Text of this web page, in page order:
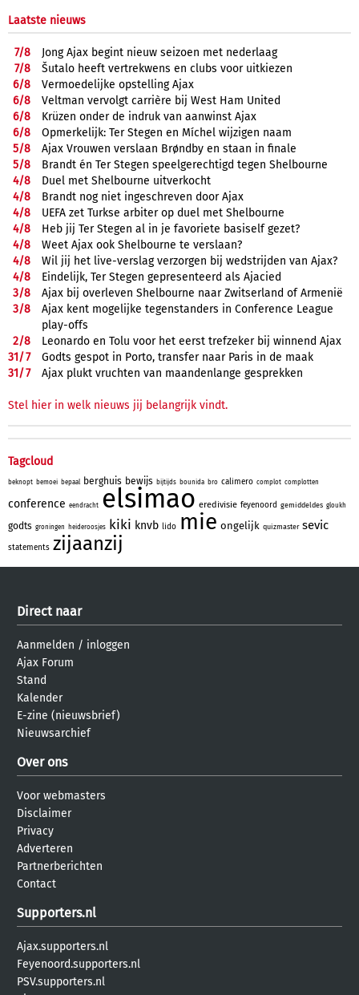
Laatste nieuws
7/8
Jong Ajax begint nieuw seizoen met nederlaag
7/8
Šutalo heeft vertrekwens en clubs voor uitkiezen
6/8
Vermoedelijke opstelling Ajax
6/8
Veltman vervolgt carrière bij West Ham United
6/8
Krüzen onder de indruk van aanwinst Ajax
6/8
Opmerkelijk: Ter Stegen en Míchel wijzigen naam
5/8
Ajax Vrouwen verslaan Brøndby en staan in finale
5/8
Brandt én Ter Stegen speelgerechtigd tegen Shelbourne
4/8
Duel met Shelbourne uitverkocht
4/8
Brandt nog niet ingeschreven door Ajax
4/8
UEFA zet Turkse arbiter op duel met Shelbourne
4/8
Heb jij Ter Stegen al in je favoriete basiself gezet?
4/8
Weet Ajax ook Shelbourne te verslaan?
4/8
Wil jij het live-verslag verzorgen bij wedstrijden van Ajax?
4/8
Eindelijk, Ter Stegen gepresenteerd als Ajacied
3/8
Ajax bij overleven Shelbourne naar Zwitserland of Armenië
3/8
Ajax kent mogelijke tegenstanders in Conference League
play-offs
2/8
Leonardo en Tolu voor het eerst trefzeker bij winnend Ajax
31/7
Godts gespot in Porto, transfer naar Paris in de maak
31/7 Ajax plukt vruchten van maandenlange gesprekken
Stel hier in welk nieuws jij belangrijk vindt.
Tagcloud
beknopt bemoei bepaal berghuis bewijs bijtijds bounida bro calimero complot complotten
conference eendracht elsimao eredivisie feyenoord gemiddeldes gloukh
godts groningen heideroosjes kiki knvb lido mie ongelijk quizmaster sevic
statements zijaanzij
Direct naar
Aanmelden / inloggen
Ajax Forum
Stand
Kalender
E-zine (nieuwsbrief)
Nieuwsarchief
Over ons
Voor webmasters
Disclaimer
Privacy
Adverteren
Partnerberichten
Contact
Supporters.nl
Ajax.supporters.nl
Feyenoord.supporters.nl
PSV.supporters.nl